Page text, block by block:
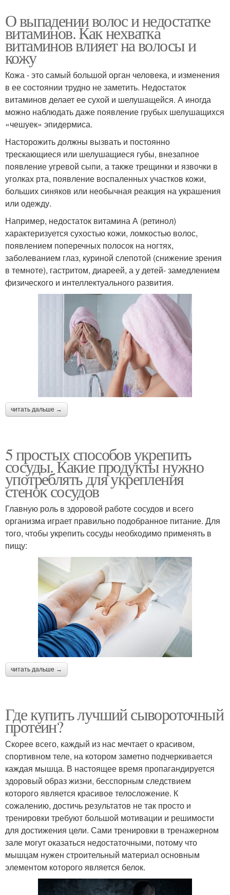
О выпадении волос и недостатке
витаминов. Как нехватка
витаминов влияет на волосы и
кожу
Кожа - это самый большой орган человека, и изменения
в ее состоянии трудно не заметить. Недостаток
витаминов делает ее сухой и шелушащейся. А иногда
можно наблюдать даже появление грубых шелушащихся
«чешуек» эпидермиса.
Насторожить должны вызвать и постоянно
трескающиеся или шелушащиеся губы, внезапное
появление угревой сыпи, а также трещинки и язвочки в
уголках рта, появление воспаленных участков кожи,
больших синяков или необычная реакция на украшения
или одежду.
Например, недостаток витамина А (ретинол)
характеризуется сухостью кожи, ломкостью волос,
появлением поперечных полосок на ногтях,
заболеванием глаз, куриной слепотой (снижение зрения
в темноте), гастритом, диареей, а у детей- замедлением
физического и интеллектуального развития.
читать дальше →
5 простых способов укрепить
сосуды. Какие продукты нужно
употреблять для укрепления
стенок сосудов
Главную роль в здоровой работе сосудов и всего
организма играет правильно подобранное питание. Для
того, чтобы укрепить сосуды необходимо применять в
пищу:
читать дальше →
Где купить лучший сывороточный
протеин?
Скорее всего, каждый из нас мечтает о красивом,
спортивном теле, на котором заметно подчеркивается
каждая мышца. В настоящее время пропагандируется
здоровый образ жизни, бесспорным следствием
которого является красивое телосложение. К
сожалению, достичь результатов не так просто и
тренировки требуют большой мотивации и решимости
для достижения цели. Сами тренировки в тренажерном
зале могут оказаться недостаточными, потому что
мышцам нужен строительный материал основным
элементом которого является белок.